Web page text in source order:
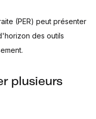
(PER) peut présenter
des outils
plusieurs